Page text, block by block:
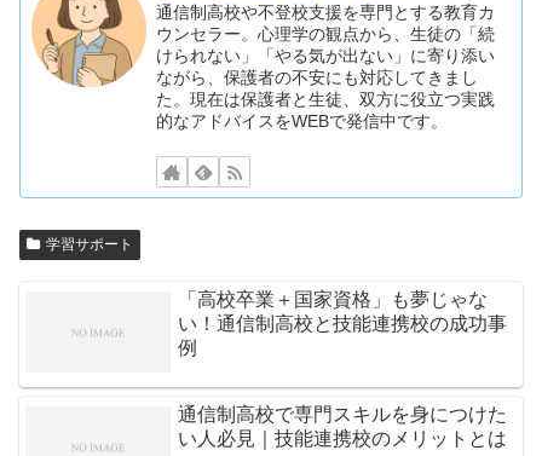
通信制高校や不登校支援を専門とする教育カ
ウンセラー。心理学の観点から、生徒の「続
けられない」「やる気が出ない」に寄り添い
ながら、保護者の不安にも対応してきまし
た。現在は保護者と生徒、双方に役立つ実践
的なアドバイスをWEBで発信中です。
学習サポート
「高校卒業＋国家資格」も夢じゃな
い！通信制高校と技能連携校の成功事
例
通信制高校で専門スキルを身につけた
い人必見｜技能連携校のメリットとは